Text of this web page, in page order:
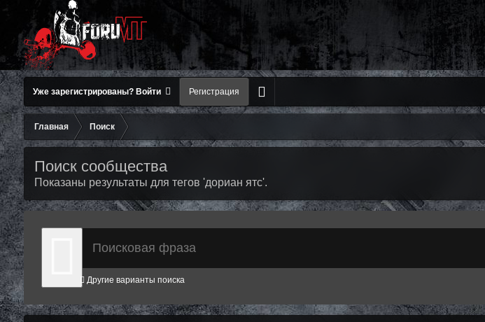
Уже зарегистрированы? Войти Регистрация
Главная Поиск
Поиск сообщества
Показаны результаты для тегов 'дориан ятс'.
Другие варианты поиска